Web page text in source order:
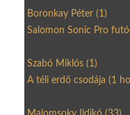
Boronkay Péter (1)
Salomon Sonic Pro
Szabó Miklós (1)
A téli erdő csodája (1